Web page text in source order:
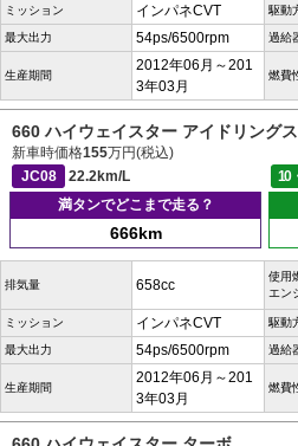
ミッション インパネCVT 駆動
最大出力 54ps/6500rpm 過給
生産期間
2012年06月～201
3年03月
燃費
660 ハイウェイスター アイドリング
新車時価格155万円(税込)
JC08
22.2km/L 10
満タンでどこまで走る？
666km
排気量 658cc
使用
エン
ミッション インパネCVT 駆動
最大出力 54ps/6500rpm 過給
生産期間
2012年06月～201
3年03月
燃費